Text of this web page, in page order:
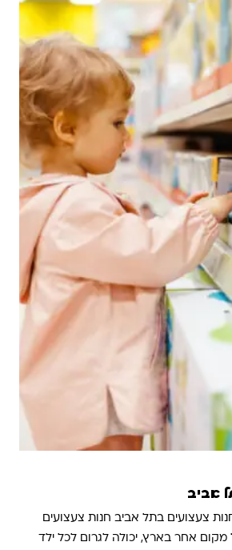
אביב
צעצועים בתל אביב חנות צעצועים
אחר בארץ, יכולה לגרום לכל ילד